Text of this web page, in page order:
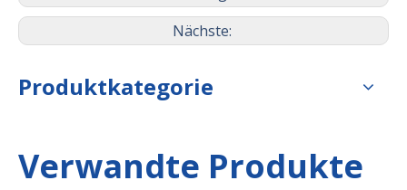
Nächste:
Produktkategorie
Verwandte Produkte